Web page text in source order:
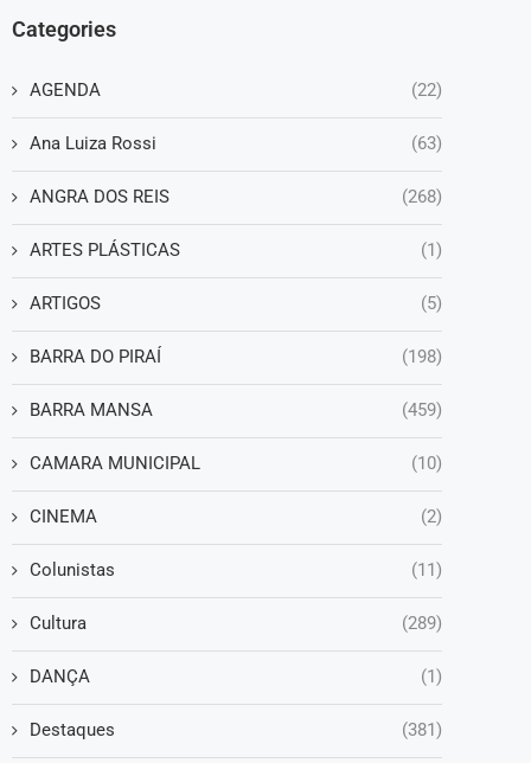
Categories
AGENDA (22)
Ana Luiza Rossi (63)
ANGRA DOS REIS (268)
ARTES PLÁSTICAS (1)
ARTIGOS (5)
BARRA DO PIRAÍ (198)
BARRA MANSA (459)
CAMARA MUNICIPAL (10)
CINEMA (2)
Colunistas (11)
Cultura (289)
DANÇA (1)
Destaques (381)